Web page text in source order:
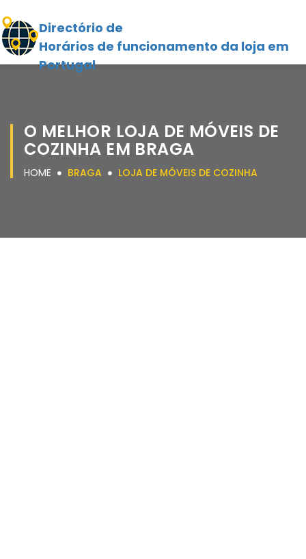
Directório de
Horários de funcionamento da loja em
Portugal
O MELHOR LOJA DE MÓVEIS DE
COZINHA EM BRAGA
HOME BRAGA LOJA DE MÓVEIS DE COZINHA